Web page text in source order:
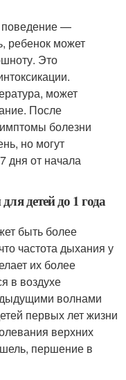
поведение —
ребенок может
Это
может
После
болезни
но могут
дня от начала
детей до 1 года
быть более
частота дыхания у
их более
в воздухе
волнами
первых лет жизни
верхних
першение в